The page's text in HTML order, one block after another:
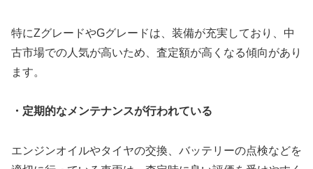
特にZグレードやGグレードは、装備が充実しており、中
古市場での人気が高いため、査定額が高くなる傾向があり
ます。
・定期的なメンテナンスが行われている
エンジンオイルやタイヤの交換、バッテリーの点検などを